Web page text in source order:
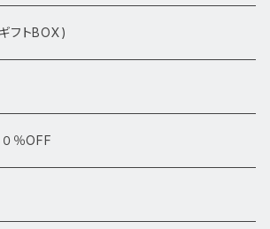
ット
ル
フトBOX)
％OFF